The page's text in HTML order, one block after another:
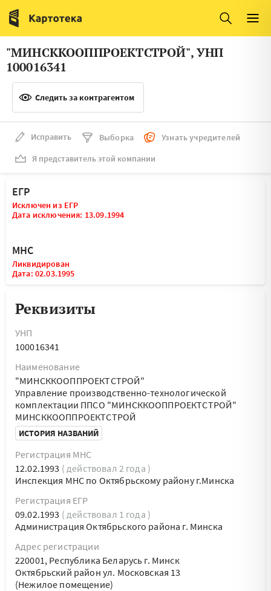
Италия
Люксембург
Литва
Латвия
Словения
Франция
Финляндия
Швеция
Мальта
"МИНСККООППРОЕКТСТРОЙ", УНП
100016341
Следить за контрагентом
Исправить Выборка
Узнать учредителей
Я представитель этой компании
ЕГР
Исключен из ЕГР
Дата исключения: 13.09.1994
МНС
Ликвидирован
Дата: 02.03.1995
Реквизиты
УНП
100016341
Наименование
"МИНСККООППРОЕКТСТРОЙ"
Управление производственно-технологической
комплектации ППСО "МИНСККООППРОЕКТСТРОЙ"
МИНСККООППРОЕКТСТРОЙ
ИСТОРИЯ НАЗВАНИЙ
Регистрация МНС
12.02.1993 ( действовал 2 года )
Инспекция МНС по Октябрьскому району г.Минска
Регистрация ЕГР
09.02.1993 ( действовал 1 года )
Администрация Октябрьского района г. Минска
Адрес регистрации
220001, Республика Беларусь г. Минск
Октябрьский район ул. Московская 13
(Нежилое помещение)